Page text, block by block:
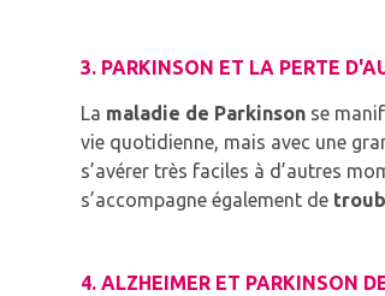
3. PARKINSON ET LA PERTE
La maladie de Parkinson se
vie quotidienne, mais avec une
s’avérer très faciles à d’autres
s’accompagne également de
4. ALZHEIMER ET PARKINSON